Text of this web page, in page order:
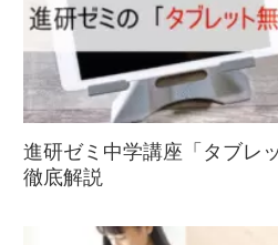
進研ゼミ中学講座「タブレ
徹底解説